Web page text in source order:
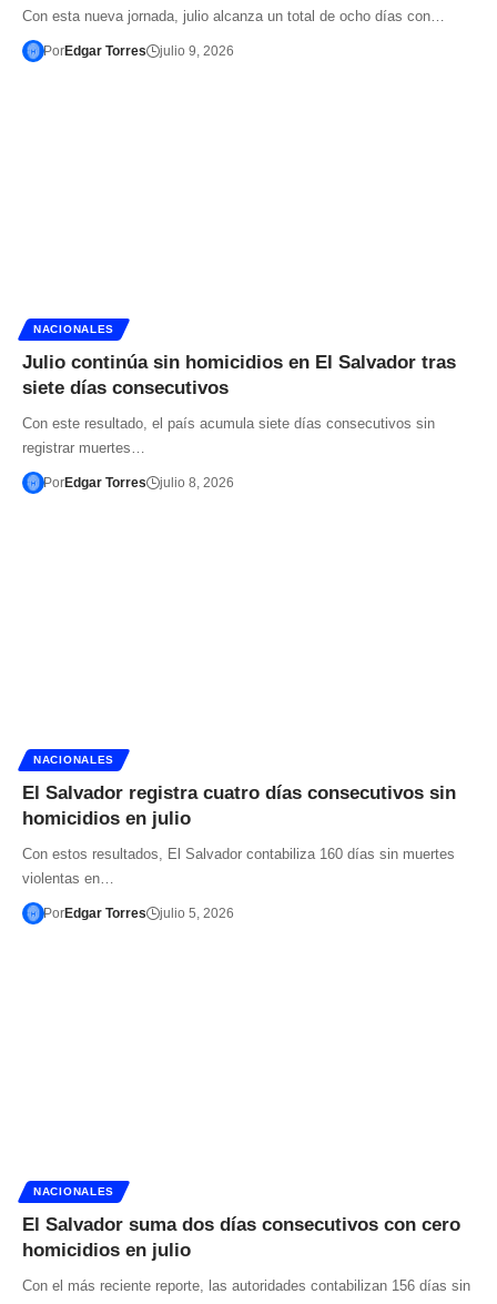
Con esta nueva jornada, julio alcanza un total de ocho días con…
PorEdgar Torres julio 9, 2026
NACIONALES
Julio continúa sin homicidios en El Salvador tras
siete días consecutivos
Con este resultado, el país acumula siete días consecutivos sin
registrar muertes…
PorEdgar Torres julio 8, 2026
NACIONALES
El Salvador registra cuatro días consecutivos sin
homicidios en julio
Con estos resultados, El Salvador contabiliza 160 días sin muertes
violentas en…
PorEdgar Torres julio 5, 2026
NACIONALES
El Salvador suma dos días consecutivos con cero
homicidios en julio
Con el más reciente reporte, las autoridades contabilizan 156 días sin